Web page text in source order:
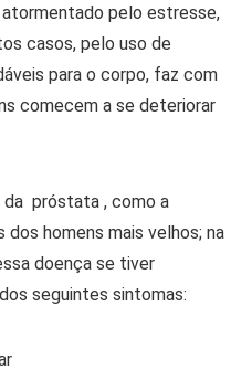
pelo estresse,
casos, pelo uso de
​​para o corpo, faz com
comecem a se deteriorar
da próstata , como a
homens mais velhos; na
doença se tiver
seguintes sintomas: